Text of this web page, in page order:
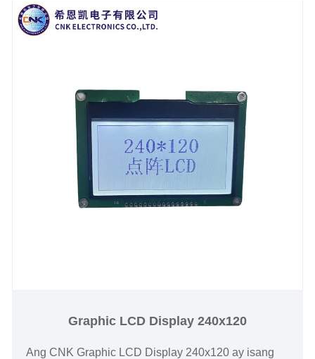
Graphic LCD Display 240x120
Ang CNK Graphic LCD Display 240x120 ay isang